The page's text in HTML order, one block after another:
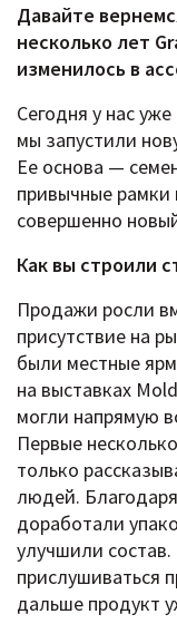
Давайте
несколько лет
изменилось в
Сегодня у нас
мы запустили
Ее основа —
привычные
совершенно
Как вы строили
Продажи росли
присутствие на
были местные
на выставках
могли напрямую
Первые
только
людей.
доработали
улучшили
прислушиваться
дальше продукт